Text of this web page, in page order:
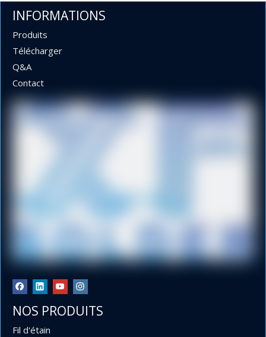
Soudure fourrée sans plomb 1,3 mm
Diamètres de 1,0 mm, 1,2 mm, 1,6 mm et 2,0 mm 63 37
INFORMATIONS
Produits
Télécharger
Q&A
Contact
NOS PRODUITS
Fil d'étain